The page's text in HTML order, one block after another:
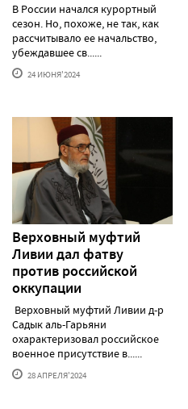
В России начался курортный
сезон. Но, похоже, не так, как
рассчитывало ее начальство,
убеждавшее св......
24 ИЮНЯ'2024
Верховный муфтий
Ливии дал фатву
против российской
оккупации
Верховный муфтий Ливии д-р
Садык аль-Гарьяни
охарактеризовал российское
военное присутствие в......
28 АПРЕЛЯ'2024